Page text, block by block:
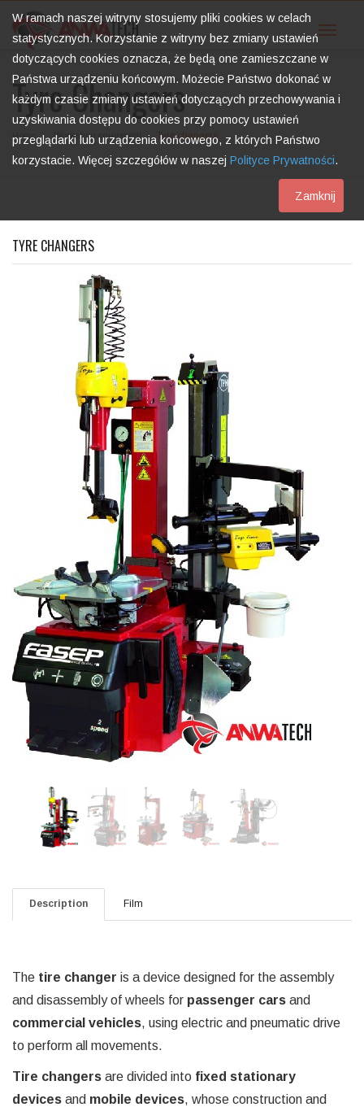
Tyre Changers
Workshop equipment Tyre changers
TYRE CHANGERS
Description Film
The tire changer is a device designed for the assembly
and disassembly of wheels for passenger cars and
commercial vehicles, using electric and pneumatic drive
to perform all movements.
Tire changers are divided into fixed stationary
devices and mobile devices, whose construction and
W ramach naszej witryny stosujemy pliki cookies w celach
statystycznych. Korzystanie z witryny bez zmiany ustawień
dotyczących cookies oznacza, że będą one zamieszczane w
Państwa urządzeniu końcowym. Możecie Państwo dokonać w
każdym czasie zmiany ustawień dotyczących przechowywania i
uzyskiwania dostępu do cookies przy pomocy ustawień
przeglądarki lub urządzenia końcowego, z których Państwo
korzystacie. Więcej szczegółów w naszej Polityce Prywatności.
Zamknij